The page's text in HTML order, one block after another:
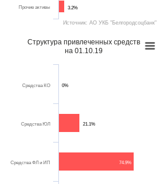
3.2%
Прочие активы
Источник: АО УКБ "Белгородсоцбанк"
Структура привлеченных средств
на 01.10.19
0%
21.1%
74.9%
Средства КО
Средства ЮЛ
Средства ФЛ и ИП